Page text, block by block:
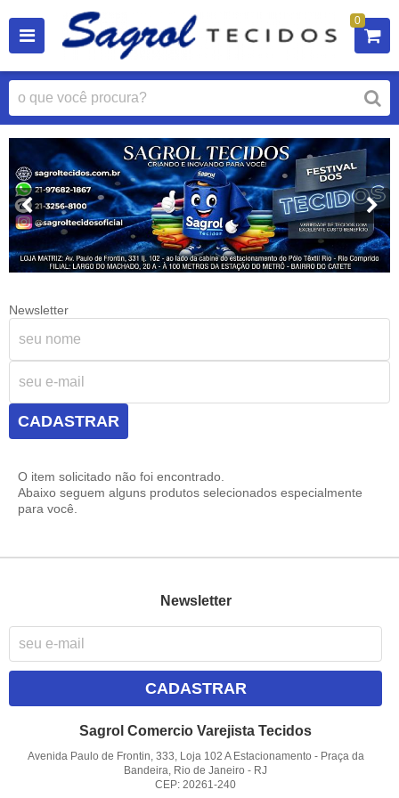
0
Newsletter
CADASTRAR
O item solicitado não foi encontrado.
Abaixo seguem alguns produtos selecionados especialmente
para você.
Newsletter
CADASTRAR
Sagrol Comercio Varejista Tecidos
Avenida Paulo de Frontin, 333, Loja 102 A Estacionamento - Praça da
Bandeira, Rio de Janeiro - RJ
CEP: 20261-240